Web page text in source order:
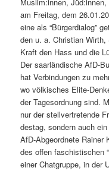
am Fre­itag, dem
eine als “Bürg­er­dia­log”
den u. a. Chris­t­ian
Kraft den Hass und die
Der saar­ländis­che AfD-
hat Verbindun­gen zu
wo völkisches Elite-
der Tage­sor­d­nung sind.
nur der stel­lvertre­tende
destag, son­dern auch
AfD-Abge­ord­nete Rain­er
des offen faschis­tis­chen
ein­er Chat­gruppe, in der